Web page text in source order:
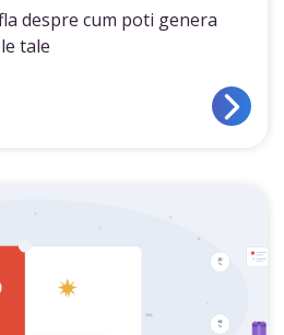
despre cum poti genera
tale